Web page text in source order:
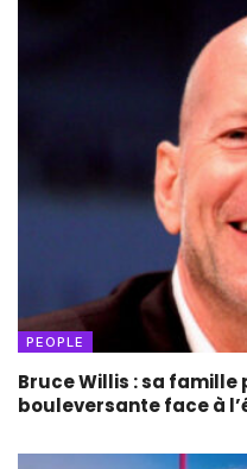
PEOPLE
Bruce Willis : sa famille
bouleversante face à